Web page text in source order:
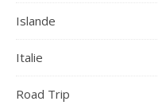
Islande
Italie
Road Trip